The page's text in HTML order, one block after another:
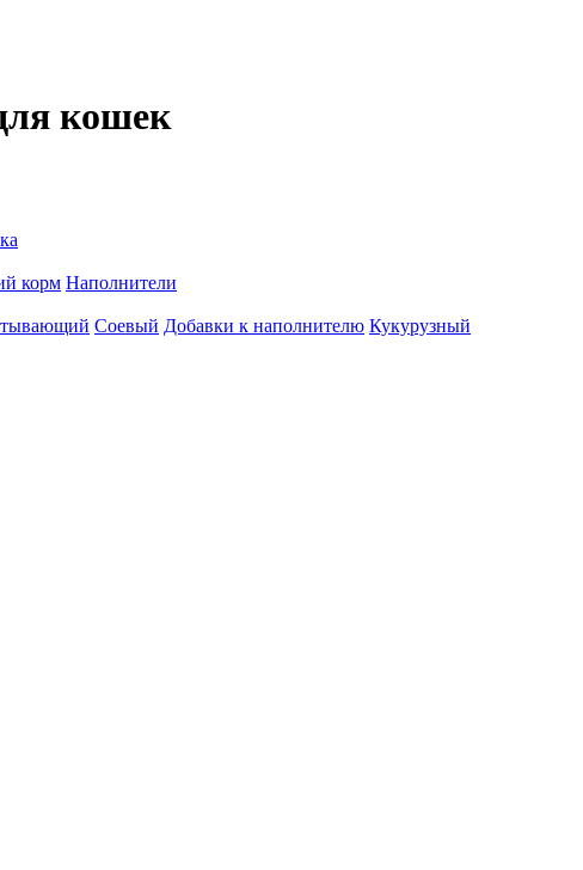
кошек
корм Наполнители
Соевый Добавки к наполнителю Кукурузный